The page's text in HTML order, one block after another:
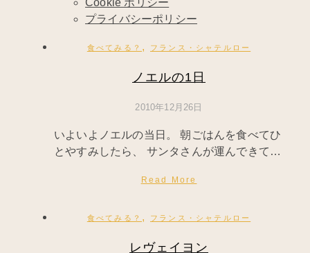
Cookie ポリシー
プライバシーポリシー
食べてみる？ , フランス・シャテルロー
ノエルの1日
2010年12月26日
いよいよノエルの当日。 朝ごはんを食べてひ
とやすみしたら、 サンタさんが運んできて…
Read More
食べてみる？ , フランス・シャテルロー
レヴェイヨン